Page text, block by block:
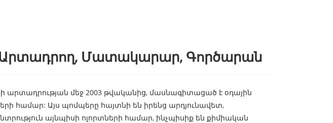
Մատակարար, Գործարան
արտադրության մեջ 2003 թվականից, մասնագիտացած է օդային
համար: Այս պոմպերը հայտնի են իրենց արդյունավետ,
այնպիսի ոլորտների համար, ինչպիսիք են քիմիական